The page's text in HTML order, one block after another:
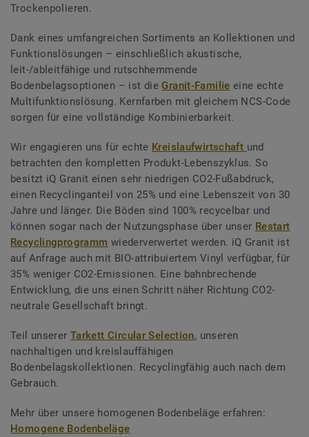
Trockenpolieren.
Dank eines umfangreichen Sortiments an Kollektionen und
Funktionslösungen – einschließlich akustische,
leit-/ableitfähige und rutschhemmende
Bodenbelagsoptionen – ist dieGranit-Familie eine echte
Multifunktionslösung. Kernfarben mit gleichem NCS-Code
sorgen für eine vollständige Kombinierbarkeit.
Wir engagieren uns für echte Kreislaufwirtschaft und
betrachten den kompletten Produkt-Lebenszyklus. So
besitzt iQ Granit einen sehr niedrigen CO2-Fußabdruck,
einen Recyclinganteil von 25% und eine Lebenszeit von 30
Jahre und länger. Die Böden sind 100% recycelbar und
können sogar nach der Nutzungsphase über unser Restart
Recyclingprogramm wiederverwertet werden. iQ Granit ist
auf Anfrage auch mit BIO-attribuiertem Vinyl verfügbar, für
35% weniger CO2-Emissionen. Eine bahnbrechende
Entwicklung, die uns einen Schritt näher Richtung CO2-
neutrale Gesellschaft bringt.
Teil unserer Tarkett Circular Selection, unseren
nachhaltigen und kreislauffähigen
Bodenbelagskollektionen. Recyclingfähig auch nach dem
Gebrauch.
Mehr über unsere homogenen Bodenbeläge erfahren:
Homogene Bodenbeläge